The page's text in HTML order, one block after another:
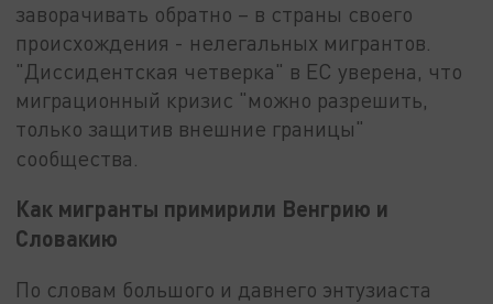
заворачивать обратно – в страны своего
происхождения - нелегальных мигрантов.
"Диссидентская четверка" в ЕС уверена, что
миграционный кризис "можно разрешить,
только защитив внешние границы"
сообщества.
Как мигранты примирили Венгрию и
Словакию
По словам большого и давнего энтузиаста